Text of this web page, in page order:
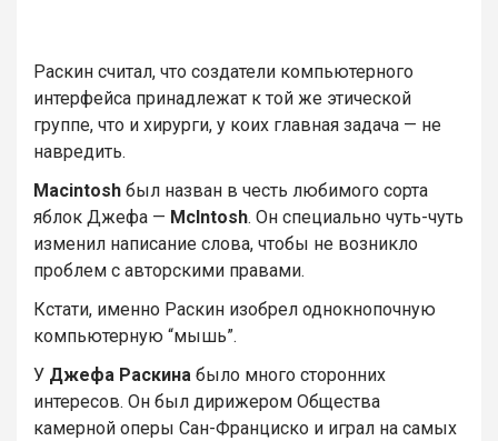
Раскин считал, что создатели компьютерного
интерфейса принадлежат к той же этической
группе, что и хирурги, у коих главная задача — не
навредить.
Macintosh был назван в честь любимого сорта
яблок Джефа — McIntosh. Он специально чуть-чуть
изменил написание слова, чтобы не возникло
проблем с авторскими правами.
Кстати, именно Раскин изобрел однокнопочную
компьютерную “мышь”.
У Джефа Раскина было много сторонних
интересов. Он был дирижером Общества
камерной оперы Сан-Франциско и играл на самых